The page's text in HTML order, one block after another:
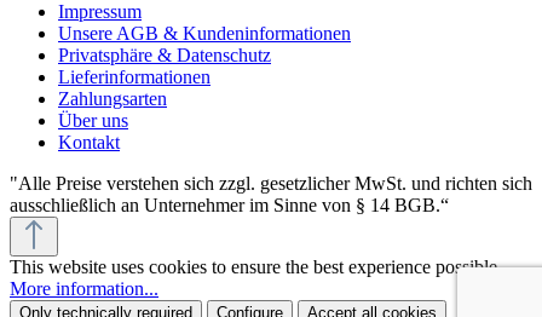
Impressum
Unsere AGB & Kundeninformationen
Privatsphäre & Datenschutz
Lieferinformationen
Zahlungsarten
Über uns
Kontakt
"Alle Preise verstehen sich zzgl. gesetzlicher MwSt. und richten sich
ausschließlich an Unternehmer im Sinne von § 14 BGB.“
This website uses cookies to ensure the best experience possible.
More information...
Only technically required Configure Accept all cookies